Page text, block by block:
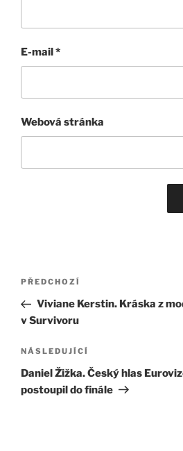
E-mail*
Webová stránka
Navigace
příspěvek
Předchozí
příspěvek
PŘEDCHOZÍ
Viviane Kerstin. Kráska z
v Survivoru
Následující
příspěvek
NÁSLEDUJÍCÍ
Daniel Žižka. Český hlas
postoupil do finále